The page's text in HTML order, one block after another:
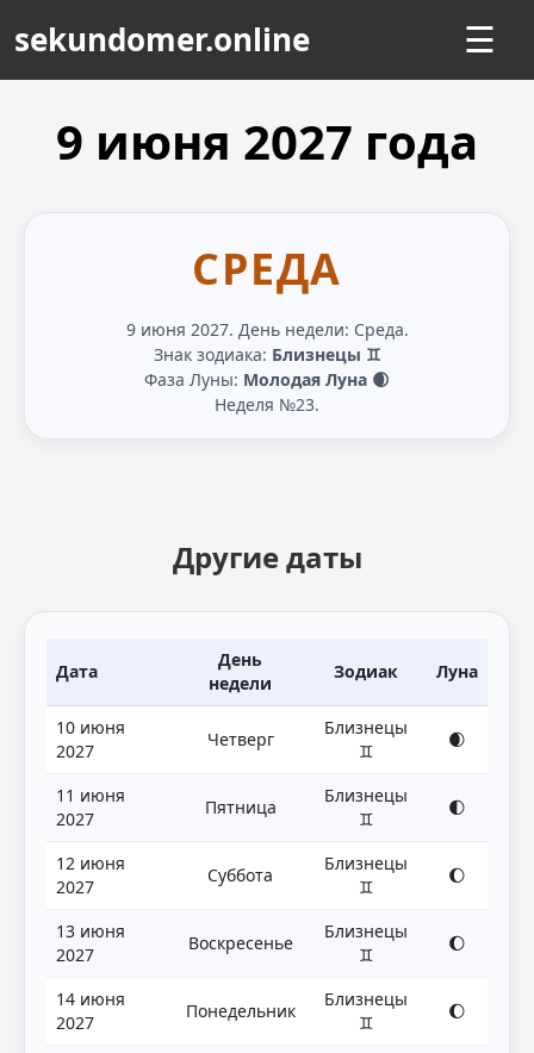
sekundomer.online ☰
9 июня 2027 года
СРЕДА
9 июня 2027. День недели: Среда.
Знак зодиака: Близнецы ♊
Фаза Луны: Молодая Луна 🌒
Неделя №23.
Другие даты
Дата
День
недели
Зодиак Луна
10 июня
2027
Четверг
Близнецы
♊
🌒
11 июня
2027
Пятница
Близнецы
♊
🌓
12 июня
2027
Суббота
Близнецы
♊
🌔
13 июня
2027
Воскресенье
Близнецы
♊
🌔
14 июня
2027
Понедельник
Близнецы
♊
🌔